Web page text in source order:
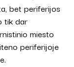
bet periferijos
tik dar
miesto
periferijoje